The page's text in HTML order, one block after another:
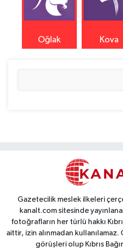
Oğlak Kova
Gazetecilik meslek ilkeleri
kanalt.com sitesinde
fotoğrafların her türlü hakkı
aittir, izin alınmadan
görüşleri olup Kıbrıs